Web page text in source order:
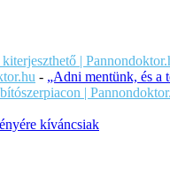
|
- „Adni mentünk, és a
|
kíváncsiak